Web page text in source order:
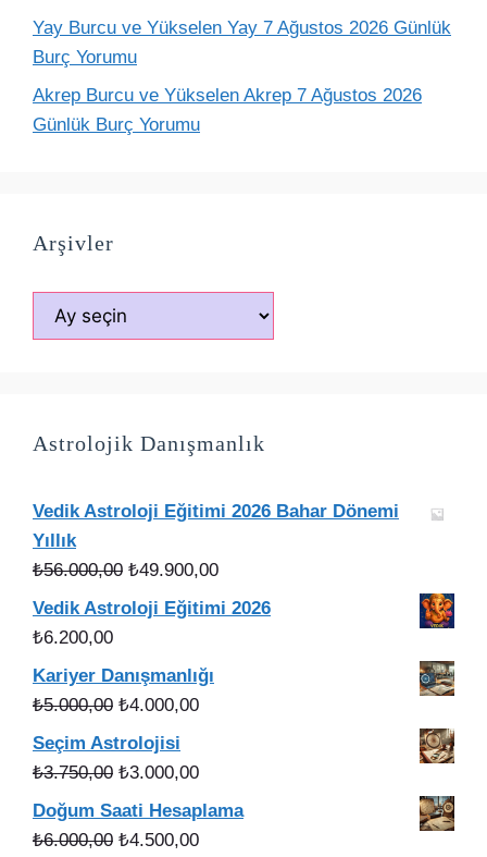
Yay Burcu ve Yükselen Yay 7 Ağustos 2026 Günlük
Burç Yorumu
Akrep Burcu ve Yükselen Akrep 7 Ağustos 2026
Günlük Burç Yorumu
Arşivler
Arşivler
Astrolojik Danışmanlık
Vedik Astroloji Eğitimi 2026 Bahar Dönemi
Yıllık
₺56.000,00 Orijinal
fiyat:
₺49.900,00Şu
andaki
Vedik Astroloji Eğitimi 2026
₺6.200,00
Kariyer Danışmanlığı
₺5.000,00 Orijinal
fiyat:
₺5.000,00.
₺4.000,00Şu
fiyat:
Seçim Astrolojisi
₺3.750,00 Orijinal
fiyat:
₺3.750,00.
₺3.000,00Şu
andaki
fiyat:
Doğum Saati Hesaplama
₺6.000,00 Orijinal
₺4.500,00Şu